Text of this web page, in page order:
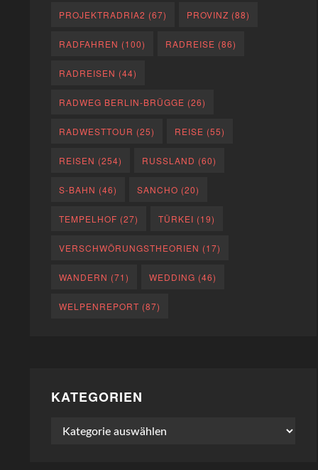
PROJEKTRADRIA2 (67) PROVINZ (88)
RADFAHREN (100) RADREISE (86)
RADREISEN (44)
RADWEG BERLIN-BRÜGGE (26)
RADWESTTOUR (25) REISE (55)
REISEN (254) RUSSLAND (60)
S-BAHN (46) SANCHO (20)
TEMPELHOF (27) TÜRKEI (19)
VERSCHWÖRUNGSTHEORIEN (17)
WANDERN (71) WEDDING (46)
WELPENREPORT (87)
KATEGORIEN
Kategorien